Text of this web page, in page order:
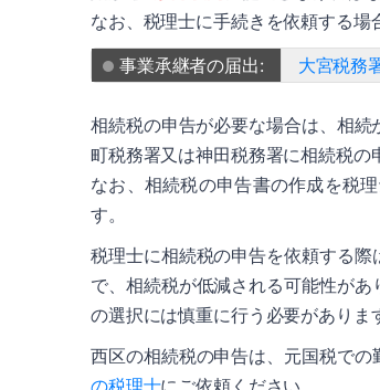
なお、税理士に手続きを依頼する場
事業承継者の届出:
大宮税務
相続税の申告が必要な場合は、相続
町税務署又は神田税務署に相続税の
なお、相続税の申告書の作成を税
す。
税理士に相続税の申告を依頼する
で、相続税が低減される可能性が
の選択には慎重に行う必要がありま
西区の相続税の申告は、元国税で
の税理士にご依頼ください。